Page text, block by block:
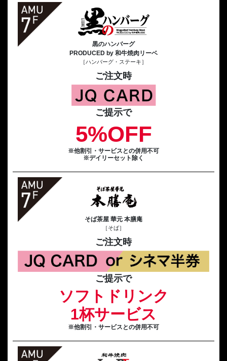
黒のハンバーグ
PRODUCED by 和牛焼肉リーベ
［ハンバーグ・ステーキ］
ご注文時
ご提示で
5%OFF
※他割引・サービスとの併用不可
※デイリーセット除く
そば茶屋 華元 本膳庵
［そば］
ご注文時
ご提示で
ソフトドリンク
1杯サービス
※他割引・サービスとの併用不可